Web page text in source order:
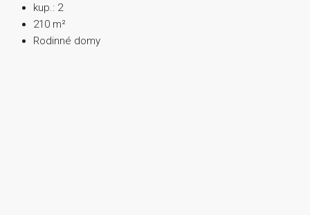
kup.: 2
210 m²
Rodinné domy